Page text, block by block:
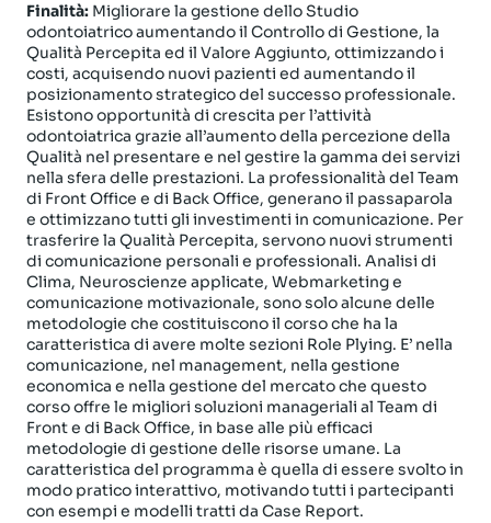
Finalità: Migliorare la gestione dello Studio
odontoiatrico aumentando il Controllo di Gestione, la
Qualità Percepita ed il Valore Aggiunto, ottimizzando i
costi, acquisendo nuovi pazienti ed aumentando il
posizionamento strategico del successo professionale.
Esistono opportunità di crescita per l’attività
odontoiatrica grazie all’aumento della percezione della
Qualità nel presentare e nel gestire la gamma dei servizi
nella sfera delle prestazioni. La professionalità del Team
di Front Office e di Back Office, generano il passaparola
e ottimizzano tutti gli investimenti in comunicazione. Per
trasferire la Qualità Percepita, servono nuovi strumenti
di comunicazione personali e professionali. Analisi di
Clima, Neuroscienze applicate, Webmarketing e
comunicazione motivazionale, sono solo alcune delle
metodologie che costituiscono il corso che ha la
caratteristica di avere molte sezioni Role Plying. E’ nella
comunicazione, nel management, nella gestione
economica e nella gestione del mercato che questo
corso offre le migliori soluzioni manageriali al Team di
Front e di Back Office, in base alle più efficaci
metodologie di gestione delle risorse umane. La
caratteristica del programma è quella di essere svolto in
modo pratico interattivo, motivando tutti i partecipanti
con esempi e modelli tratti da Case Report.